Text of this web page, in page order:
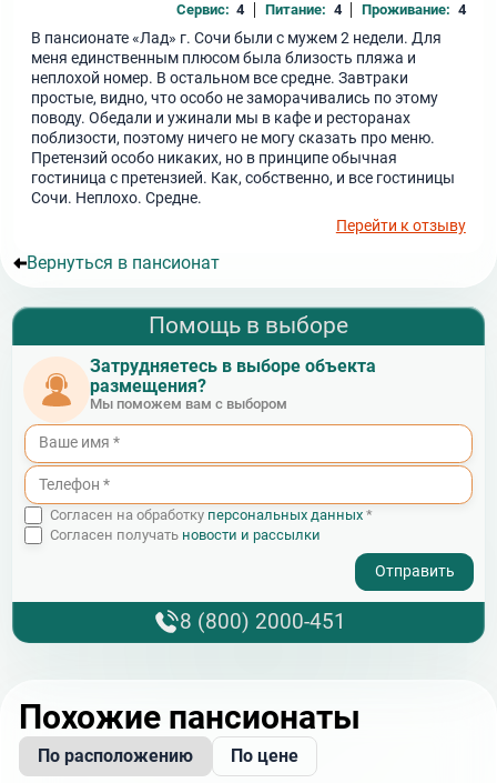
Сервис: 4 Питание: 4 Проживание: 4
В пансионате «Лад» г. Сочи были с мужем 2 недели. Для
меня единственным плюсом была близость пляжа и
неплохой номер. В остальном все средне. Завтраки
простые, видно, что особо не заморачивались по этому
поводу. Обедали и ужинали мы в кафе и ресторанах
поблизости, поэтому ничего не могу сказать про меню.
Претензий особо никаких, но в принципе обычная
гостиница с претензией. Как, собственно, и все гостиницы
Сочи. Неплохо. Средне.
Перейти к отзыву
Вернуться в пансионат
Помощь в выборе
Затрудняетесь в выборе объекта
размещения?
Мы поможем вам с выбором
Согласен на обработку персональных данных *
Согласен получать новости и рассылки
8 (800) 2000-451
Похожие пансионаты
По расположению По цене